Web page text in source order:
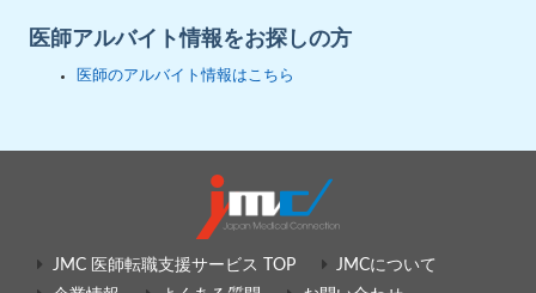
医師アルバイト情報をお探しの方
医師のアルバイト情報はこちら
JMC 医師転職支援サービス TOP
JMCについて